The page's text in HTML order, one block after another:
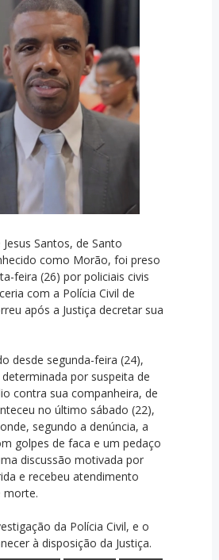
Santos, de Santo
como Morão, foi preso
feira (26) por policiais civis
com a Polícia Civil de
após a Justiça decretar sua
desde segunda-feira (24),
por suspeita de
contra sua companheira, de
no último sábado (22),
segundo a denúncia, a
golpes de faca e um pedaço
discussão motivada por
e recebeu atendimento
morte.
da Polícia Civil, e o
à disposição da Justiça.